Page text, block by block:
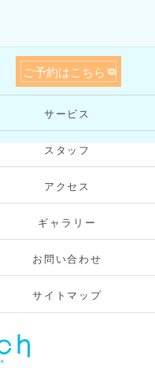
ご予約はこちら
サービス
スタッフ
アクセス
ギャラリー
お問い合わせ
サイトマップ